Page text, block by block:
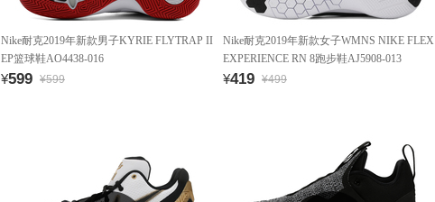
Nike耐克2019年新款男子KYRIE FLYTRAP II
EP篮球鞋AO4438-016
¥599 ¥599
Nike耐克2019年新款女子WMNS NIKE FLEX
EXPERIENCE RN 8跑步鞋AJ5908-013
¥419 ¥499